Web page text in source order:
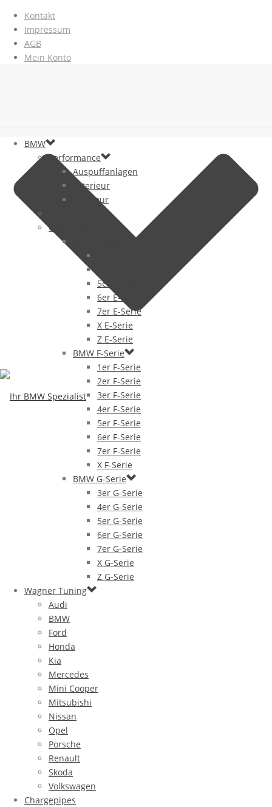
Kontakt
Impressum
AGB
Mein Konto
BMW
Performance
Auspuffanlagen
Exterieur
Interieur
Codierung
5er E-Serie
6er E-Serie
7er E-Serie
X E-Serie
Z E-Serie
BMW F-Serie
1er F-Serie
2er F-Serie
3er F-Serie
4er F-Serie
5er F-Serie
6er F-Serie
7er F-Serie
X F-Serie
BMW G-Serie
3er G-Serie
4er G-Serie
5er G-Serie
6er G-Serie
7er G-Serie
X G-Serie
Z G-Serie
Wagner Tuning
Audi
BMW
Ford
Honda
Kia
Mercedes
Mini Cooper
Mitsubishi
Nissan
Opel
Porsche
Renault
Skoda
Volkswagen
Chargepipes